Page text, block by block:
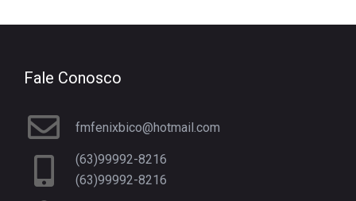
Fale Conosco
fmfenixbico@hotmail.com
(63)99992-8216
(63)99992-8216